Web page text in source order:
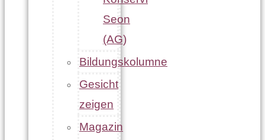
Seon
(AG)
Bildungskolumne
Gesicht
zeigen
Magazin